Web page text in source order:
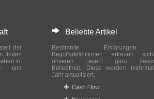
der
finden
im
und
Beliebte Artikel
Bestimmte Erklärungen
Begriffsdefinitionen erfreuen
unseren Lesern ganz
Beliebtheit. Diese werden
Jahr aktualisiert.
Cash Flow